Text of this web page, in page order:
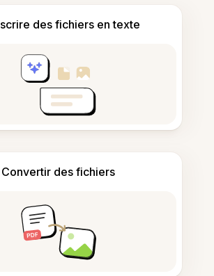
des fichiers en texte
Convertir des fichiers